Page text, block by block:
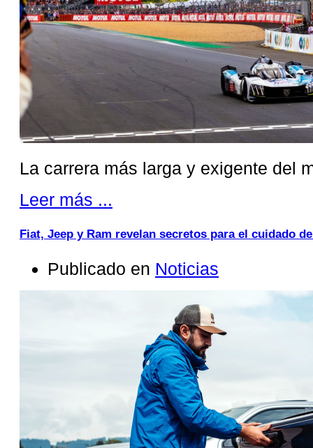
La carrera más larga y exigente del
Leer más ...
Fiat, Jeep y Ram revelan secretos para el cuidado
Publicado en Noticias